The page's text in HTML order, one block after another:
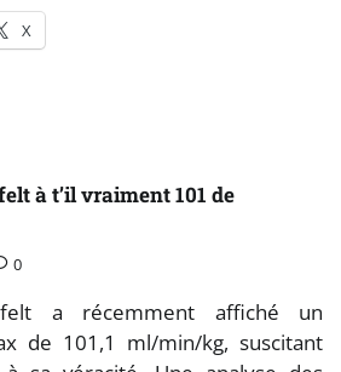
X
à t’il vraiment 101 de
0
a récemment affiché un
de 101,1 ml/min/kg, suscitant